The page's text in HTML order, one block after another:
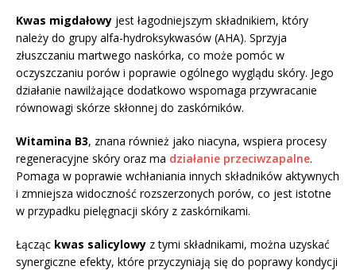
Kwas migdałowy jest łagodniejszym składnikiem, który
należy do grupy alfa-hydroksykwasów (AHA). Sprzyja
złuszczaniu martwego naskórka, co może pomóc w
oczyszczaniu porów i poprawie ogólnego wyglądu skóry. Jego
działanie nawilżające dodatkowo wspomaga przywracanie
równowagi skórze skłonnej do zaskórników.
Witamina B3, znana również jako niacyna, wspiera procesy
regeneracyjne skóry oraz ma działanie przeciwzapalne.
Pomaga w poprawie wchłaniania innych składników aktywnych
i zmniejsza widoczność rozszerzonych porów, co jest istotne
w przypadku pielęgnacji skóry z zaskórnikami.
Łącząc kwas salicylowy z tymi składnikami, można uzyskać
synergiczne efekty, które przyczyniają się do poprawy kondycji